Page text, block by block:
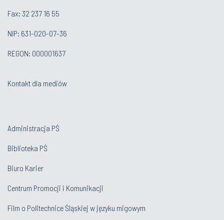
Fax: 32 237 16 55
NIP: 631-020-07-36
REGON: 000001637
Kontakt dla mediów
Administracja PŚ
Biblioteka PŚ
Biuro Karier
Centrum Promocji i Komunikacji
Film o Politechnice Śląskiej w języku migowym